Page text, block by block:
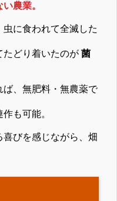
農業。
に食われて全滅した
たどり着いたのが 菌
ば、無肥料・無農薬で
も可能。
びを感じながら、畑